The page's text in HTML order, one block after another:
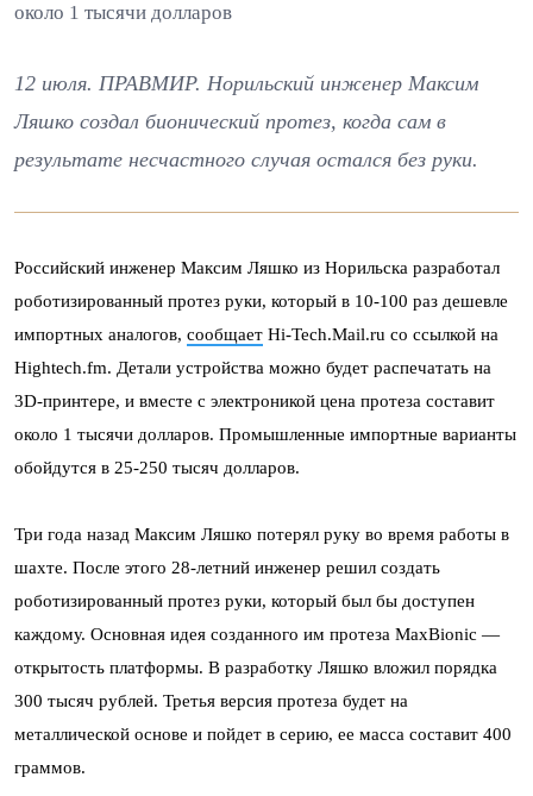
около 1 тысячи долларов
12 июля. ПРАВМИР. Норильский инженер Максим
Ляшко создал бионический протез, когда сам в
результате несчастного случая остался без руки.
Российский инженер Максим Ляшко из Норильска разработал
роботизированный протез руки, который в 10-100 раз дешевле
импортных аналогов, сообщает Hi-Tech.Mail.ru со ссылкой на
Hightech.fm. Детали устройства можно будет распечатать на
3D-принтере, и вместе с электроникой цена протеза составит
около 1 тысячи долларов. Промышленные импортные варианты
обойдутся в 25-250 тысяч долларов.
Три года назад Максим Ляшко потерял руку во время работы в
шахте. После этого 28-летний инженер решил создать
роботизированный протез руки, который был бы доступен
каждому. Основная идея созданного им протеза MaxBionic —
открытость платформы. В разработку Ляшко вложил порядка
300 тысяч рублей. Третья версия протеза будет на
металлической основе и пойдет в серию, ее масса составит 400
граммов.